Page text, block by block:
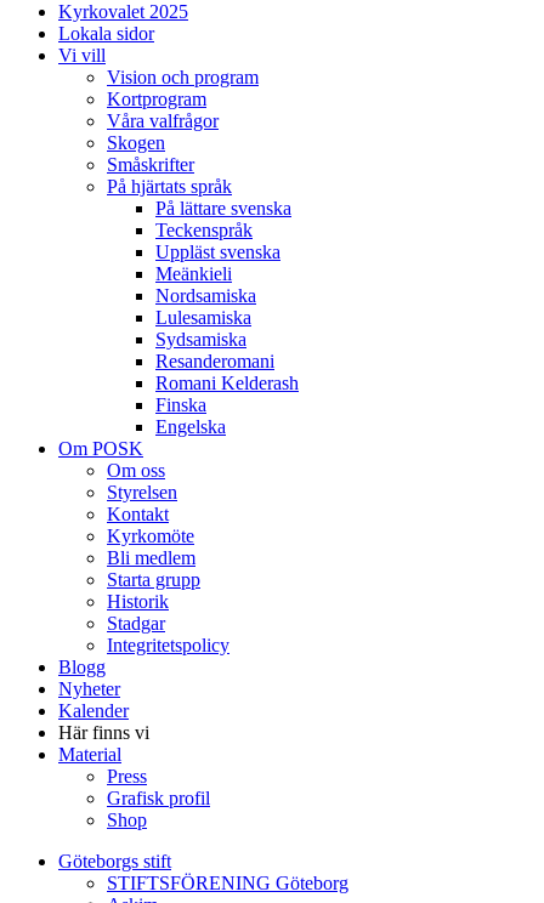
Kyrkovalet 2025
Lokala sidor
Vi vill
Vision och program
Kortprogram
Våra valfrågor
Skogen
Småskrifter
På hjärtats språk
På lättare svenska
Teckenspråk
Uppläst svenska
Meänkieli
Nordsamiska
Lulesamiska
Sydsamiska
Resanderomani
Romani Kelderash
Finska
Engelska
Om POSK
Om oss
Styrelsen
Kontakt
Kyrkomöte
Bli medlem
Starta grupp
Historik
Stadgar
Integritetspolicy
Blogg
Nyheter
Kalender
Här finns vi
Material
Press
Grafisk profil
Shop
Göteborgs stift
STIFTSFÖRENING Göteborg